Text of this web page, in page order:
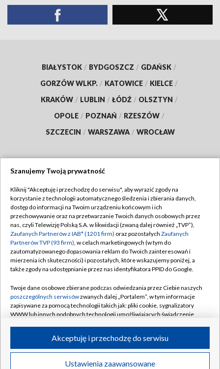
BIAŁYSTOK / BYDGOSZCZ / GDAŃSK /
GORZÓW WLKP. / KATOWICE / KIELCE /
KRAKÓW / LUBLIN / ŁÓDŹ / OLSZTYN /
OPOLE / POZNAŃ / RZESZÓW /
SZCZECIN / WARSZAWA / WROCŁAW
TVP
Abonament TVP
Emisja w TVP
Centrum informacji TVP
Naziemna Telewizja Cyfrowa
Rada Programowa
System NOS
Informacje o nadawcy
Program dla prasy
Regulamin TVP
Polityka prywatności
Moje zgody
Pomoc
Kontakt
Kanały
©2026 Telewizja Polska S.A. w likwidacji
Szanujemy Twoją prywatność
Kliknij "Akceptuję i przechodzę do serwisu", aby wyrazić zgody na
korzystanie z technologii automatycznego śledzenia i zbierania danych,
dostęp do informacji na Twoim urządzeniu końcowym i ich
przechowywanie oraz na przetwarzanie Twoich danych osobowych przez
nas, czyli Telewizję Polską S.A. w likwidacji (zwaną dalej również „TVP”),
Zaufanych Partnerów z IAB* (1201 firm) oraz pozostałych Zaufanych
Partnerów TVP (93 firm), w celach marketingowych (w tym do
zautomatyzowanego dopasowania reklam do Twoich zainteresowań i
mierzenia ich skuteczności) i pozostałych, które wskazujemy poniżej, a
także zgody na udostępnianie przez nas identyfikatora PPID do Google.
Twoje dane osobowe zbierane podczas odwiedzania przez Ciebie naszych
poszczególnych serwisówzwanych dalej „Portalem”, w tym informacje
zapisywane za pomocą technologii takich jak: pliki cookie, sygnalizatory
WWW lub innych podobnych technologii umożliwiających świadczenie
ruchu w Internecie.
Twoje dane osobowe zbierane podczas odwiedzania przez Ciebie
Ustawienia zaawansowane
Akceptuję i przechodzę do serwisu